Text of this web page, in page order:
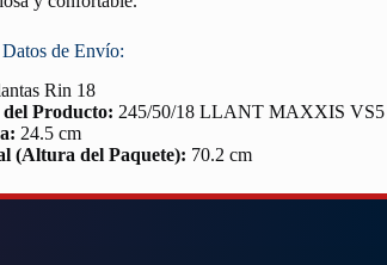
de Envío:
Rin 18
Producto: 245/50/18 LLANT MAXXIS
24.5 cm
(Altura del Paquete): 70.2 cm